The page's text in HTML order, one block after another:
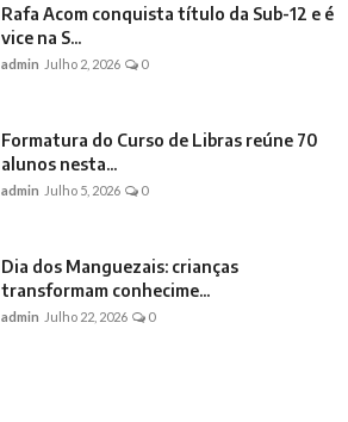
Rafa Acom conquista título da Sub-12 e é
vice na S...
admin Julho 2, 2026 0
Formatura do Curso de Libras reúne 70
alunos nesta...
admin Julho 5, 2026 0
Dia dos Manguezais: crianças
transformam conhecime...
admin Julho 22, 2026 0